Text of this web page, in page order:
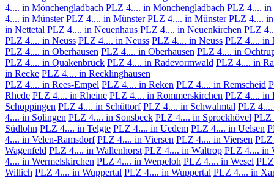
4.... in Mönchengladbach PLZ 4.... in Mönchengladbach PLZ 4.... in
4.... in Münster PLZ 4.... in Münster PLZ 4.... in Münster PLZ 4....
in Nettetal PLZ 4.... in Neuenhaus PLZ 4.... in Neuenkirchen PLZ
PLZ 4.... in Neuss PLZ 4.... in Neuss PLZ 4.... in Neuss PLZ 4.... in
PLZ 4.... in Oberhausen PLZ 4.... in Oberhausen PLZ 4.... in
PLZ 4.... in Quakenbrück PLZ 4.... in Radevormwald PLZ 4.... in
in Recke PLZ 4.... in Recklinghausen
PLZ 4.... in Rees-Empel PLZ 4.... in Reken PLZ 4.... in Remscheid
Rhede PLZ 4.... in Rheine PLZ 4.... in Rommerskirchen PLZ 4.... in
Schöppingen PLZ 4.... in Schüttorf PLZ 4.... in Schwalmtal PLZ 4....
4.... in Solingen PLZ 4.... in Sonsbeck PLZ 4.... in Sprockhövel PLZ
Südlohn PLZ 4.... in Telgte PLZ 4.... in Uedem PLZ 4.... in Uelsen
4.... in Velen-Ramsdorf PLZ 4.... in Viersen PLZ 4.... in Viersen PLZ
Wagenfeld PLZ 4.... in Wallenhorst PLZ 4.... in Waltrop PLZ 4.... in
4.... in Wermelskirchen PLZ 4.... in Werpeloh PLZ 4.... in Wesel
Willich PLZ 4.... in Wuppertal PLZ 4.... in Wuppertal PLZ 4.... in